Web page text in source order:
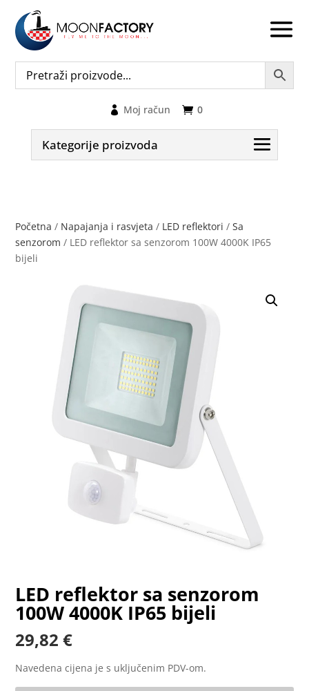
0
Moj račun
Kategorije proizvoda
Početna / Napajanja i rasvjeta / LED reflektori /Sa
senzorom / LED reflektor sa senzorom 100W 4000K IP65
bijeli
LED reflektor sa senzorom
100W 4000K IP65 bijeli
29,82€
Navedena cijena je s uključenim PDV-om.